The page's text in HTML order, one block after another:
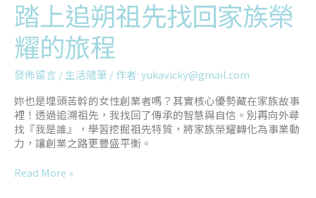
踏上追朔祖先找回家族榮
耀的旅程
發佈留言 /生活隨筆 / 作者:yukavicky@gmail.com
妳也是埋頭苦幹的女性創業者嗎？其實核心優勢藏在家族故事
裡！透過追溯祖先，我找回了傳承的智慧與自信。別再向外尋
找『我是誰』，學習挖掘祖先特質，將家族榮耀轉化為事業動
力，讓創業之路更豐盛平衡。
Read More »